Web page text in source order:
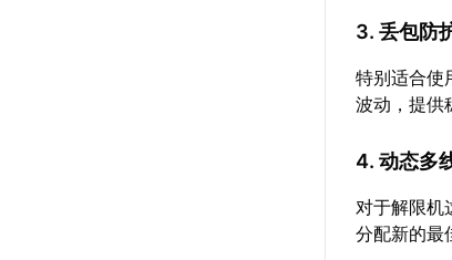
3. 丢包防
特别适合使
波动，提供
4. 动态多
对于解限机
分配新的最